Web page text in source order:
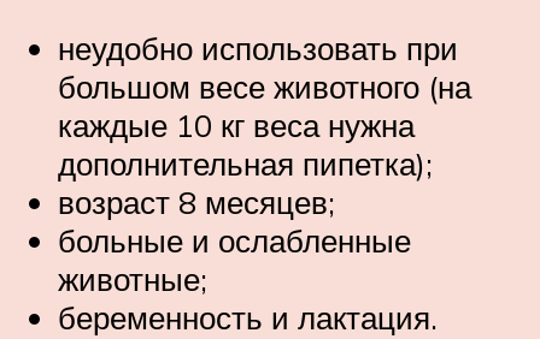
неудобно использовать при
большом весе животного (на
каждые 10 кг веса нужна
дополнительная пипетка);
возраст 8 месяцев;
больные и ослабленные
животные;
беременность и лактация.